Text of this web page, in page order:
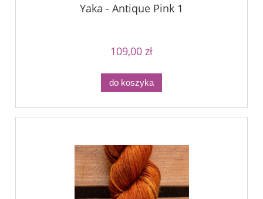
Yaka - Antique Pink 1
109,00 zł
do koszyka